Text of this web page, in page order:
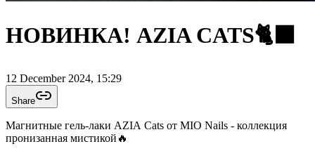
НОВИНКА! AZIA CATS🐈‍⬛
12 December 2024, 15:29
Share
Магнитные гель-лаки AZIA Cats от MIO Nails - коллекция
пронизанная мистикой🔥